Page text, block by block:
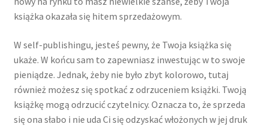
książka okazała się hitem sprzedażowym.
W self-publishingu, jesteś pewny, że Twoja książka się
ukaże. W końcu sam to zapewniasz inwestując w to swoje
pieniądze. Jednak, żeby nie było zbyt kolorowo, tutaj
również możesz się spotkać z odrzuceniem książki. Twoją
książkę mogą odrzucić czytelnicy. Oznacza to, że sprzeda
się ona słabo i nie uda Ci się odzyskać włożonych w jej druk